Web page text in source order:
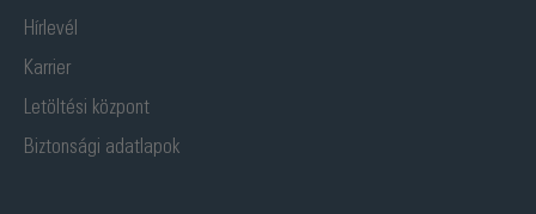
Hírlevél
Karrier
Letöltési központ
Biztonsági adatlapok